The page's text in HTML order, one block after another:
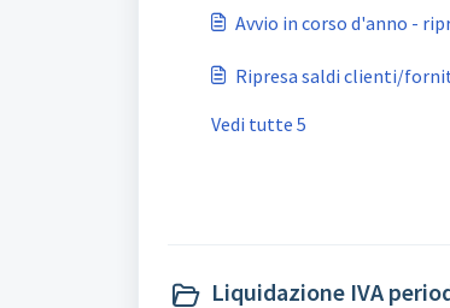
Avvio in corso d'anno -
Ripresa saldi clienti/
Vedi tutte 5
Liquidazione IVA